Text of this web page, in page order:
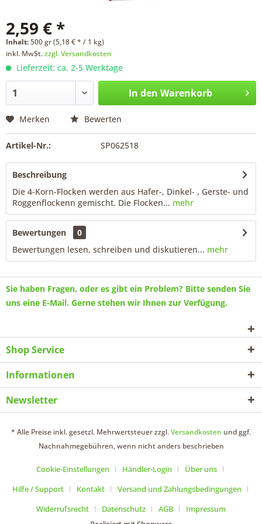
2,59 € *
Inhalt:500 gr (5,18 € * / 1 kg)
inkl. MwSt.zzgl. Versandkosten
Lieferzeit: ca. 2-5 Werktage
In den Warenkorb
Merken Bewerten
Artikel-Nr.: SP062518
Beschreibung
Die 4-Korn-Flocken werden aus Hafer-, Dinkel- , Gerste- und
Roggenflockenn gemischt. Die Flocken... mehr
Bewertungen
0
Bewertungen lesen, schreiben und diskutieren... mehr
Sie haben Fragen, oder es gibt ein Problem? Bitte senden Sie
uns eine E-Mail. Gerne stehen wir Ihnen zur Verfügung.
Shop Service
Informationen
Newsletter
* Alle Preise inkl. gesetzl. Mehrwertsteuer zzgl.Versandkosten und ggf.
Nachnahmegebühren, wenn nicht anders beschrieben
Cookie-Einstellungen Händler-Login
Über uns
Hilfe / Support
Kontakt
Versand und Zahlungsbedingungen
Widerrufsrecht
Datenschutz AGB
Impressum